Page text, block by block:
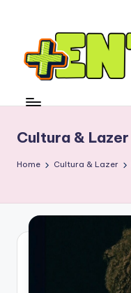
Cultura & Lazer
Home Cultura & Lazer